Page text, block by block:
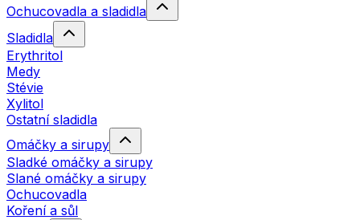
Ochucovadla a sladidla
Sladidla
Erythritol
Medy
Stévie
Xylitol
Ostatní sladidla
Omáčky a sirupy
Sladké omáčky a sirupy
Slané omáčky a sirupy
Ochucovadla
Koření a sůl